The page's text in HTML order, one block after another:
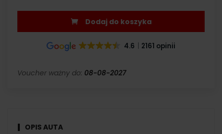
Dodaj do koszyka
4.6 2161 opinii
Voucher ważny do: 08-08-2027
OPIS AUTA